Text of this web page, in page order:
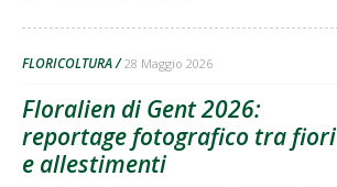
FLORICOLTURA 28 Maggio 2026
Floralien di Gent 2026:
reportage fotografico tra fiori
e allestimenti